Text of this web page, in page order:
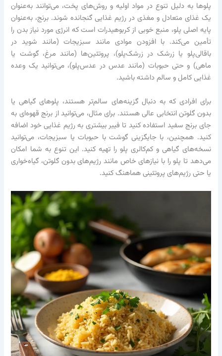
پلوها به دلیل تنوع در مواد اولیه و روش‌های پخت، می‌توانند به‌عنوان
یک غذای متعادل و مغذی در رژیم غذایی گنجانده شوند. برنج، به‌عنوان
پایه اصلی پلو، منبع خوبی از کربوهیدرات است که انرژی مورد نیاز بدن را
تأمین می‌کند. با افزودن موادی مانند سبزیجات (مانند شوید در
باقالی‌پلو یا زرشک در زرشک‌پلو)، پروتئین‌ها (مانند مرغ، گوشت یا
ماهی) و حتی حبوبات (مانند عدس در عدس‌پلو)، می‌توانید یک وعده
غذایی کامل و سالم داشته باشید.
برای افرادی که به دنبال گزینه‌های سالم‌تر هستند، پلوهای گیاهی یا
بدون گلوتن انتخابی عالی هستند. برای مثال، می‌توانید از برنج قهوه‌ای به
جای برنج سفید استفاده کنید تا فیبر بیشتری به رژیم غذایی خود اضافه
کنید. همچنین، با جایگزینی گوشت با حبوبات یا سبزیجات، می‌توانید
نسخه‌های گیاهی و کم‌کالری پلو را تهیه کنید. این تنوع به شما امکان
می‌دهد تا پلو را با نیازهای خاص مانند رژیم‌های بدون گلوتن، گیاه‌خواری
یا حتی رژیم‌های پروتئینی هماهنگ کنید.